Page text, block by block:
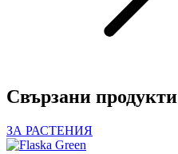
Свързани продукти
ЗА РАСТЕНИЯ